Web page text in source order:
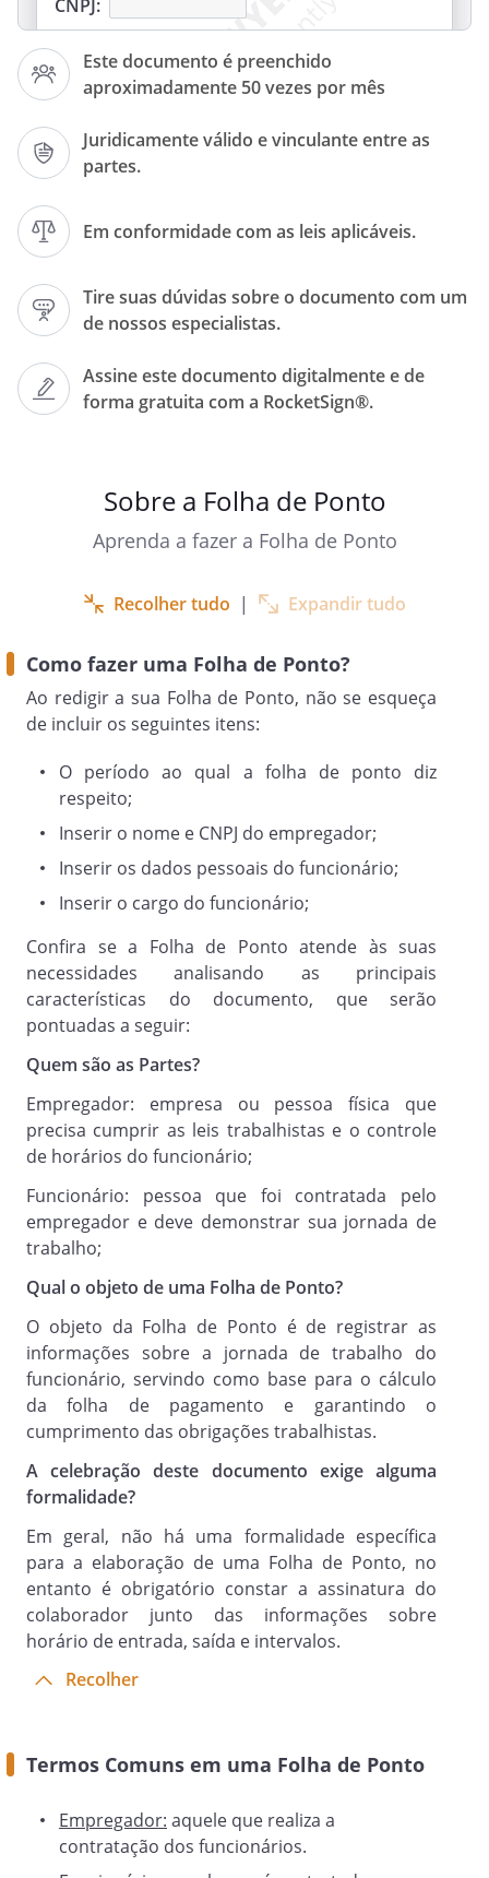
Este documento é preenchido
aproximadamente 50 vezes por mês
Juridicamente válido e vinculante entre as
partes.
Em conformidade com as leis aplicáveis.
Tire suas dúvidas sobre o documento com um
de nossos especialistas.
Assine este documento digitalmente e de
forma gratuita com a RocketSign®.
CNPJ:
Funcionário
Nome:
Cargo:
CTPS:
Data
Início do
Intervalo
Fim do
Intervalo
Extra
Assinatura
Sobre a Folha de Ponto
Aprenda a fazer a Folha de Ponto
Recolher tudo | Expandir tudo
Como fazer uma Folha de Ponto?
Ao redigir a sua Folha de Ponto, não se esqueça
de incluir os seguintes itens:
O período ao qual a folha de ponto diz
respeito;
Inserir o nome e CNPJ do empregador;
Inserir os dados pessoais do funcionário;
Inserir o cargo do funcionário;
Confira se a Folha de Ponto atende às suas
necessidades analisando as principais
características do documento, que serão
pontuadas a seguir:
Quem são as Partes?
Empregador: empresa ou pessoa física que
precisa cumprir as leis trabalhistas e o controle
de horários do funcionário;
Funcionário: pessoa que foi contratada pelo
empregador e deve demonstrar sua jornada de
trabalho;
Qual o objeto de uma Folha de Ponto?
O objeto da Folha de Ponto é de registrar as
informações sobre a jornada de trabalho do
funcionário, servindo como base para o cálculo
da folha de pagamento e garantindo o
cumprimento das obrigações trabalhistas.
A celebração deste documento exige alguma
formalidade?
Em geral, não há uma formalidade específica
para a elaboração de uma Folha de Ponto, no
entanto é obrigatório constar a assinatura do
colaborador junto das informações sobre
horário de entrada, saída e intervalos.
Recolher
Termos Comuns em uma Folha de Ponto
Empregador: aquele que realiza a
contratação dos funcionários.